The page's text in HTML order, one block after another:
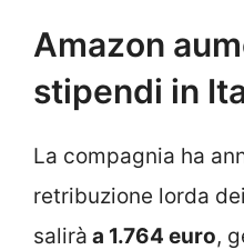
Amazon
stipendi in
La compagnia ha
retribuzione lorda
salirà a 1.764 euro,